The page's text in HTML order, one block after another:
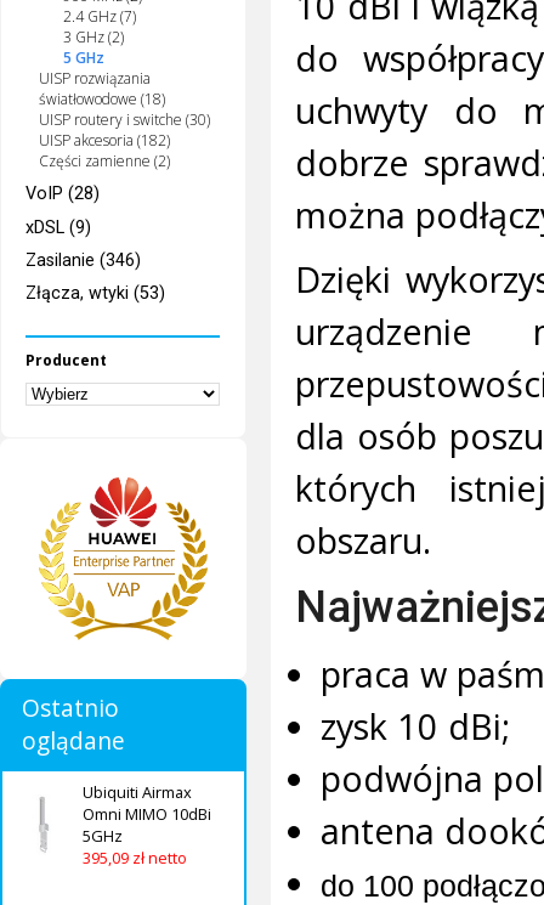
2.4 GHz (7)
3 GHz (2)
5 GHz
UISP rozwiązania
światłowodowe (18)
UISP routery i switche (30)
UISP akcesoria (182)
Części zamienne (2)
VoIP (28)
xDSL (9)
Zasilanie (346)
Złącza, wtyki (53)
Producent
Ostatnio
oglądane
Ubiquiti Airmax
Omni MIMO 10dBi
5GHz
395,09 zł netto
do
uchwyty do
dobrze
można
Dzięki
dla osób
których
obszaru.
praca w
zysk 10 dBi;
podwójna
antena
do 100